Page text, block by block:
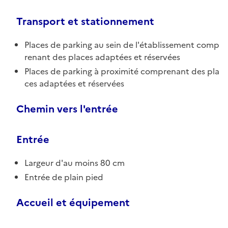
Transport et stationnement
Places de parking au sein de l'établissement comp
renant des places adaptées et réservées
Places de parking à proximité comprenant des pla
ces adaptées et réservées
Chemin vers l'entrée
Entrée
Largeur d'au moins 80 cm
Entrée de plain pied
Accueil et équipement